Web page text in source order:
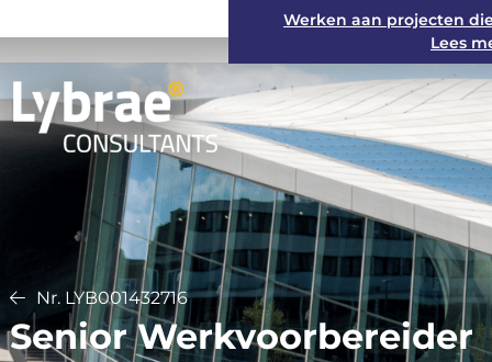
Werken aan projecten
Lees
Nr. LYB001432716
Senior Werkvoorbereider